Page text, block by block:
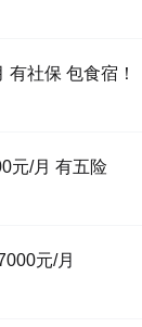
社保 包食宿！
元/月 有五险
元/月